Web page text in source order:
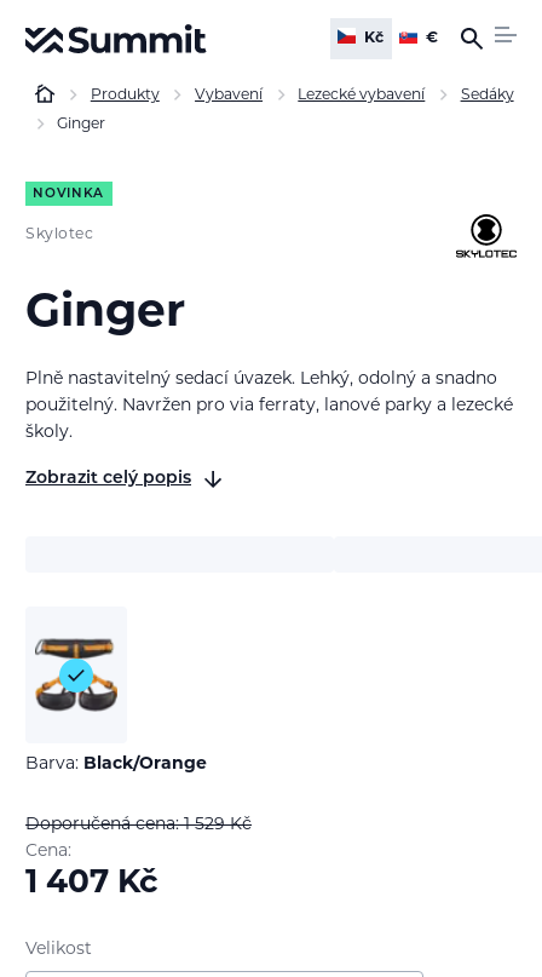
Kč €
Produkty Vybavení Lezecké vybavení
Sedáky
Ginger
NOVINKA
Skylotec
Ginger
Plně nastavitelný sedací úvazek. Lehký, odolný a snadno
použitelný. Navržen pro via ferraty, lanové parky a lezecké
školy.
Zobrazit celý popis
Barva: Black/Orange
Doporučená cena: 1 529Kč
Cena:
1 407 Kč
Velikost